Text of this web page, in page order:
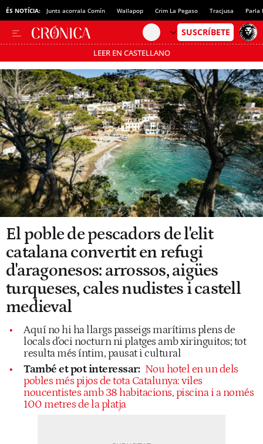
ÉS NOTÍCIA: Junts acorrala Comín Wallapop Crim La Pegaso Tracjusa Parla
LEER EN CASTELLANO
Passa’t al mode estalvi
El poble de pescadors de l'elit
catalana convertit en refugi
d'aragonesos: arrossos, aigües
turqueses, cales nudistes i castell
medieval
Aquí no hi ha llargs passeigs marítims plens de
locals d'oci nocturn ni platges amb xiringuitos; tot
resulta més íntim, pausat i cultural
També et pot interessar: Nou hotel en un dels
pobles més pijos de tota Catalunya: viles
noucentistes amb 38 habitacions, piscina i a només
100 metres de la platja